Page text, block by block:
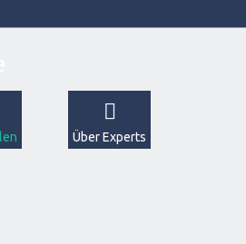
Über Experts